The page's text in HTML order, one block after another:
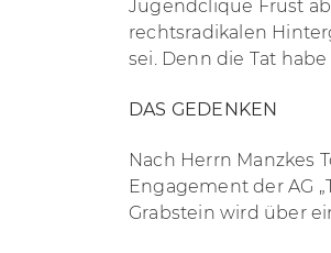
Jugendclique Frust
rechtsradikalen
sei. Denn die Tat
DAS GEDENKEN
Nach Herrn Manzkes
Engagement der AG
Grabstein wird über